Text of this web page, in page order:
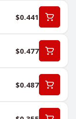
$0.441
$0.477
$0.487